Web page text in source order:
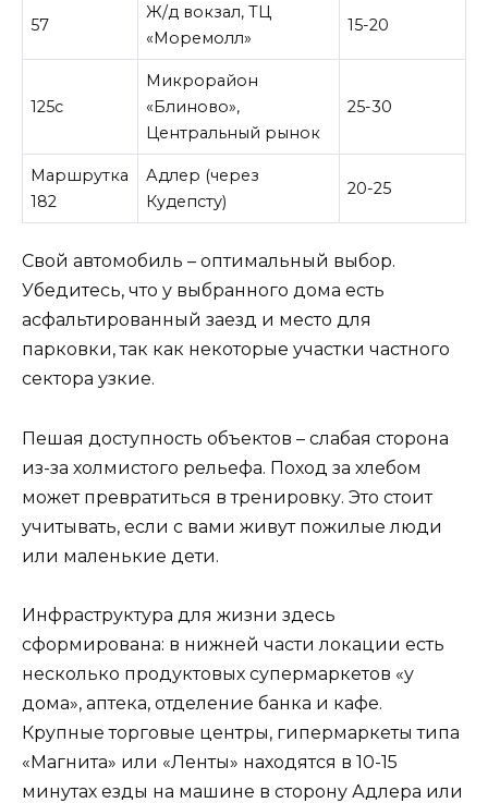
57
Ж/д вокзал, ТЦ
«Моремолл»
15-20
125с
Микрорайон
«Блиново»,
Центральный рынок
25-30
Маршрутка
182
Адлер (через
Кудепсту)
20-25
Свой автомобиль – оптимальный выбор.
Убедитесь, что у выбранного дома есть
асфальтированный заезд и место для
парковки, так как некоторые участки частного
сектора узкие.
Пешая доступность объектов – слабая сторона
из-за холмистого рельефа. Поход за хлебом
может превратиться в тренировку. Это стоит
учитывать, если с вами живут пожилые люди
или маленькие дети.
Инфраструктура для жизни здесь
сформирована: в нижней части локации есть
несколько продуктовых супермаркетов «у
дома», аптека, отделение банка и кафе.
Крупные торговые центры, гипермаркеты типа
«Магнита» или «Ленты» находятся в 10-15
минутах езды на машине в сторону Адлера или